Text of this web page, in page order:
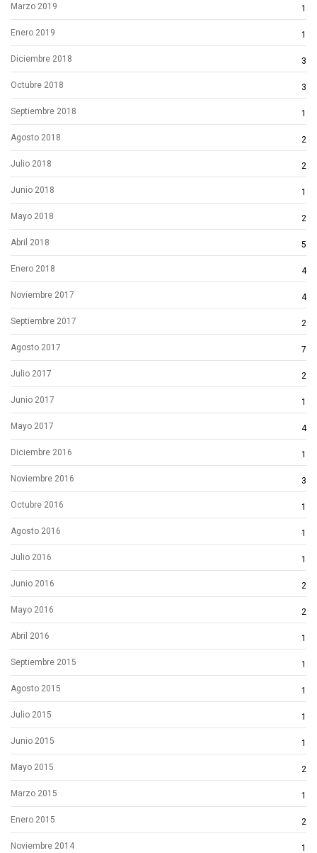
Marzo 2019 1
Enero 2019 1
Diciembre 2018 3
Octubre 2018 3
Septiembre 2018 1
Agosto 2018 2
Julio 2018 2
Junio 2018 1
Mayo 2018 2
Abril 2018 5
Enero 2018 4
Noviembre 2017 4
Septiembre 2017 2
Agosto 2017 7
Julio 2017 2
Junio 2017 1
Mayo 2017 4
Diciembre 2016 1
Noviembre 2016 3
Octubre 2016 1
Agosto 2016 1
Julio 2016 1
Junio 2016 2
Mayo 2016 2
Abril 2016 1
Septiembre 2015 1
Agosto 2015 1
Julio 2015 1
Junio 2015 1
Mayo 2015 2
Marzo 2015 1
Enero 2015 2
Noviembre 2014 1